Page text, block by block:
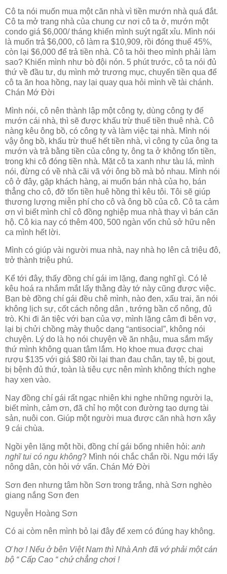
Cô ta nói muốn mua một căn nhà vì tiền mướn nhà quá đắt.
Cô ta mở trang nhà của chung cư nơi cô ta ở, mướn một
condo giá $6,000/ tháng khiến mình suýt ngất xỉu. Mình nói
là muốn trả $6,000, cô làm ra $10,909, rồi đóng thuế 45%,
còn lại $6,000 để trả tiền nhà. Cô ta hỏi theo mình phải làm
sao? Khiến mình như bò đội nón. 5 phút trước, cô ta nói đủ
thứ về đầu tư, dụ mình mở trương mục, chuyển tiền qua để
cô ta ăn hoa hồng, nay lại quay qua hỏi mình về tài chánh.
Chán Mớ Đời
Mình nói, cô nên thành lập một công ty, dùng công ty để
mướn cái nhà, thì sẽ được khấu trừ thuế tiền thuê nhà. Cô
nàng kêu ông bồ, có công ty và làm việc tại nhà. Mình nói
vậy ông bồ, khấu trừ thuế hết tiền nhà, vì công ty của ông ta
mướn và trả bằng tiền của công ty, ông ta ở không tốn tiền,
trong khi cô đóng tiền nhà. Mặt cô ta xanh như tàu lá, mình
nói, đừng có về nhà cãi vã với ông bồ mà bỏ nhau. Mình nói
cô ở đây, gặp khách hàng, ai muốn bán nhà của họ, bán
thẳng cho cô, đỡ tốn tiền huê hồng thì kêu tôi. Tôi sẽ giúp
thương lượng miễn phí cho cô và ông bồ của cô. Cô ta cảm
ơn vì biết mình chỉ cô đồng nghiệp mua nhà thay vì bán căn
hộ. Cô kia nay có thêm 400, 500 ngàn vốn chủ sở hữu nên
ca mình hết lời.
Mình có giúp vài người mua nhà, nay nhà họ lên cả triệu đô,
trở thành triệu phú.
Kể tới đây, thấy đồng chí gái im lặng, đang nghĩ gì. Có lẻ
kêu hoá ra nhắm mắt lấy thằng đày tớ này cũng được việc.
Bạn bè đồng chí gái đều chê mình, nào đen, xấu trai, ăn nói
không lịch sự, cốt cách nông dân , tướng bần cố nông, đủ
trò. Khi đi ăn tiệc với bạn của vợ, mình lặng câm đi bên vợ,
lại bị chửi chồng mày thuộc dạng “antisocial”, không nói
chuyện. Lý do là họ nói chuyện về ăn nhậu, mua sắm mấy
thứ mình không quan tâm lắm. Họ khoe mua được chai
rượu $135 với giá $80 rồi lại than đau chân, tay tê, bị gout,
bị bệnh đủ thứ, toàn là tiêu cực nên mình không thích nghe
hay xen vào.
Nay đồng chí gái rất ngạc nhiên khi nghe những người lạ,
biết mình, cảm ơn, đã chỉ họ một con đường tạo dựng tài
sản, nuôi con. Giúp một người mua được căn nhà hơn xây
9 cái chùa.
Ngồi yên lặng một hồi, đồng chí gái bổng nhiên hỏi: anh
nghĩ tui có ngu không? Mình nói chắc chắn rồi. Ngu mới lấy
nông dân, còn hỏi vớ vẩn. Chán Mớ Đời
Sơn đen nhưng tâm hồn Sơn trong trắng, nhà Sơn nghèo
giang nắng Sơn đen
Nguyễn Hoàng Sơn
Có ai còm nên mình bỏ lại đây để xem có đúng hay không.
Ơ hơ ! Nếu ở bên Việt Nam thì Nhà Anh đã vớ phải một cán
bộ “ Cấp Cao “ chứ chẳng chơi !